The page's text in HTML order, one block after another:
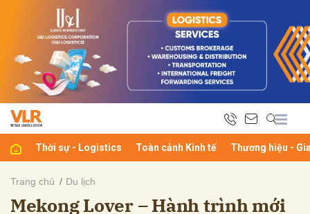
Thời sự - Logistics Toàn cảnh Kinh tế Thương hiệu -
Trang chủ Du lịch
Mekong Lover – Hành trình mới
luận
Hủy